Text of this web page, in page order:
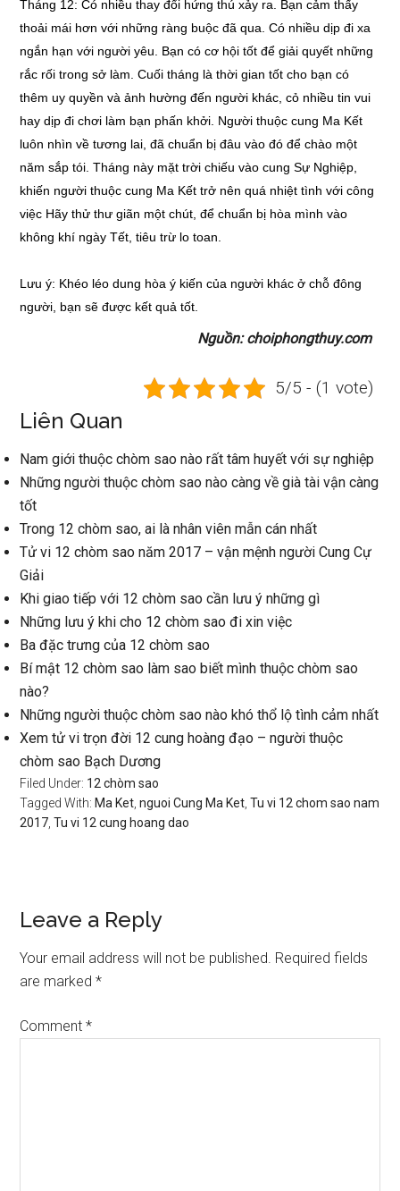
Tháng 12: Có nhiều thay đổi hứng thú xảy ra. Bạn cảm thấy
thoải mái hơn với những ràng buộc đã qua. Có nhiều dịp đi xa
ngắn hạn với người yêu. Bạn có cơ hội tốt để giải quyết những
rắc rối trong sở làm. Cuối tháng là thời gian tốt cho bạn có
thêm uy quyền và ảnh hường đến người khác, cỏ nhiều tin vui
hay dịp đi chơi làm bạn phấn khởi. Người thuộc cung Ma Kết
luôn nhìn về tương lai, đã chuẩn bị đâu vào đó để chào một
năm sắp tói. Tháng này mặt trời chiếu vào cung Sự Nghiệp,
khiến người thuộc cung Ma Kết trở nên quá nhiệt tình với công
việc Hãy thử thư giãn một chút, để chuẩn bị hòa mình vào
không khí ngày Tết, tiêu trừ lo toan.
Lưu ý: Khéo léo dung hòa ý kiến của người khác ở chỗ đông
người, bạn sẽ được kết quả tốt.
Nguồn: choiphongthuy.com
5/5 - (1 vote)
Liên Quan
Nam giới thuộc chòm sao nào rất tâm huyết với sự nghiệp
Những người thuộc chòm sao nào càng về già tài vận càng
tốt
Trong 12 chòm sao, ai là nhân viên mẫn cán nhất
Tử vi 12 chòm sao năm 2017 – vận mệnh người Cung Cự
Giải
Khi giao tiếp với 12 chòm sao cần lưu ý những gì
Những lưu ý khi cho 12 chòm sao đi xin việc
Ba đặc trưng của 12 chòm sao
Bí mật 12 chòm sao làm sao biết mình thuộc chòm sao
nào?
Những người thuộc chòm sao nào khó thổ lộ tình cảm nhất
Xem tử vi trọn đời 12 cung hoàng đạo – người thuộc
chòm sao Bạch Dương
Filed Under: 12 chòm sao
Tagged With: Ma Ket ,nguoi Cung Ma Ket ,Tu vi 12 chom sao nam
2017 ,Tu vi 12 cung hoang dao
Reader
Interactions
Leave a Reply
Your email address will not be published. Required fields
are marked*
Comment*